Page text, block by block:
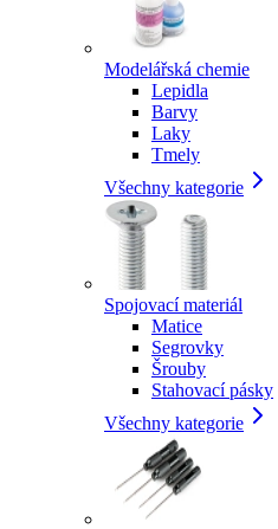
Modelářská chemie
Lepidla
Barvy
Laky
Tmely
Všechny kategorie
Spojovací materiál
Matice
Segrovky
Šrouby
Stahovací pásky
Všechny kategorie